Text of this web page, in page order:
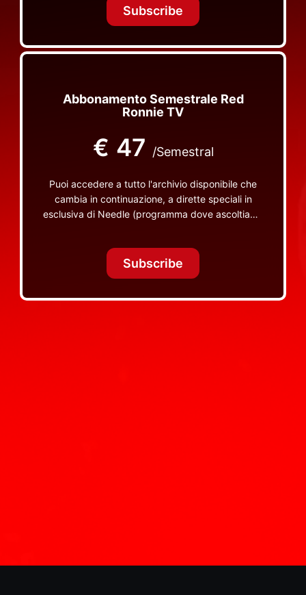
TV non visibili da nessuna altra parte
Subscribe
Abbonamento Semestrale Red
Ronnie TV
€ 47 /Semestral
Puoi accedere a tutto l'archivio disponibile che
cambia in continuazione, a dirette speciali in
esclusiva di Needle (programma dove ascoltiamo
TV non visibili da nessuna altra parte
Subscribe